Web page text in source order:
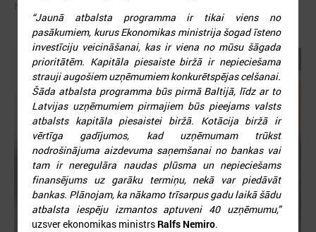
“Jaunā atbalsta programma ir tikai viens no
pasākumiem, kurus Ekonomikas ministrija šogad īsteno
investīciju veicināšanai, kas ir viena no mūsu šāgada
prioritātēm. Kapitāla piesaiste biržā ir nepieciešama
strauji augošiem uzņēmumiem konkurētspējas celšanai.
Šāda atbalsta programma būs pirmā Baltijā, līdz ar to
Latvijas uzņēmumiem pirmajiem būs pieejams valsts
atbalsts kapitāla piesaistei biržā. Kotācija biržā ir
vērtīga gadījumos, kad uzņēmumam trūkst
nodrošinājuma aizdevuma saņemšanai no bankas vai
tam ir neregulāra naudas plūsma un nepieciešams
finansējums uz garāku termiņu, nekā var piedāvāt
bankas. Plānojam, ka nākamo trīsarpus gadu laikā šādu
atbalsta iespēju izmantos aptuveni 40 uzņēmumu,”
uzsver ekonomikas ministrs Ralfs Nemiro.